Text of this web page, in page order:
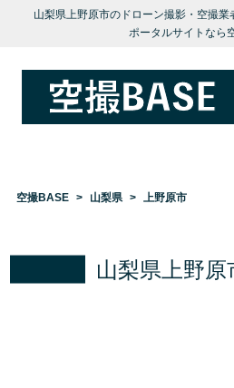
山梨県上野原市のドローン撮影・空撮
ポータルサイトなら
空撮BASE 山梨県 上野原市
山梨県上野原